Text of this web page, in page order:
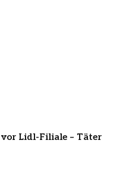
vor Lidl-Filiale – Täter